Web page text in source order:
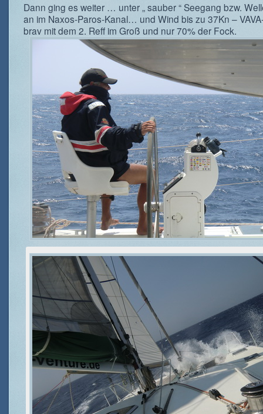
Dann ging es weiter … unter „ sauber “ Seegang bzw.
an im Naxos-Paros-Kanal… und Wind bis zu 37Kn –
brav mit dem 2. Reff im Groß und nur 70% der Fock.